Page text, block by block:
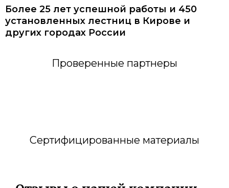
Более 25 лет успешной работы и 450
установленных лестниц в Кирове и
других городах России
Проверенные партнеры
Сертифицированные материалы